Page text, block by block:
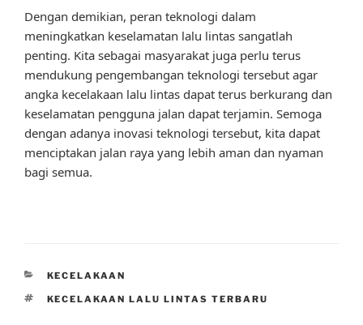
Dengan demikian, peran teknologi dalam
meningkatkan keselamatan lalu lintas sangatlah
penting. Kita sebagai masyarakat juga perlu terus
mendukung pengembangan teknologi tersebut agar
angka kecelakaan lalu lintas dapat terus berkurang dan
keselamatan pengguna jalan dapat terjamin. Semoga
dengan adanya inovasi teknologi tersebut, kita dapat
menciptakan jalan raya yang lebih aman dan nyaman
bagi semua.
CATEGORIES
KECELAKAAN
TAGS
KECELAKAAN LALU LINTAS TERBARU